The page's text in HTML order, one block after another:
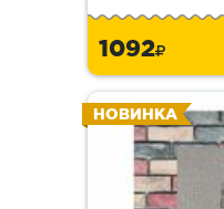
1092
НОВИНКА